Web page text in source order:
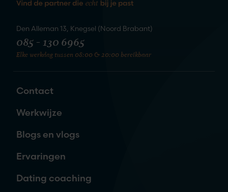
Den Alleman 13, Knegsel (Noord Brabant)
085 - 130 6965
Elke werkdag tussen 08:00 & 20:00 bereikbaar
Contact
Werkwijze
Blogs en vlogs
Ervaringen
Dating coaching
We staan te springen om
te maken
liefde
Naam